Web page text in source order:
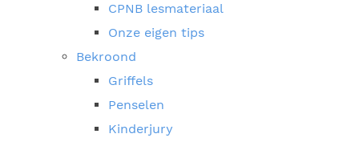
CPNB lesmateriaal
Onze eigen tips
Bekroond
Griffels
Penselen
Kinderjury